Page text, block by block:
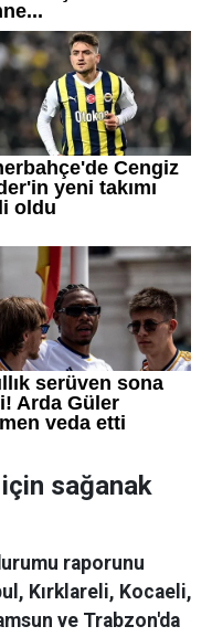
sağanak
raporunu
Kırklareli, Kocaeli,
ve Trabzon'da